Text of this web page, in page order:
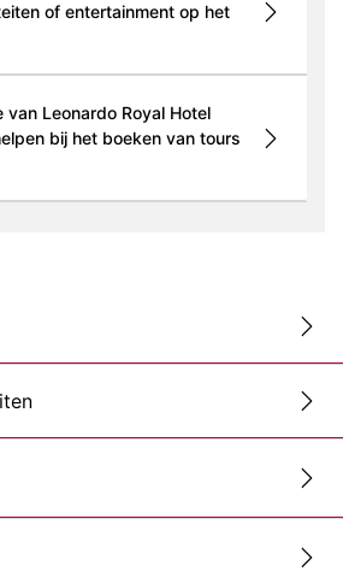
of entertainment op het
van Leonardo Royal Hotel
bij het boeken van tours